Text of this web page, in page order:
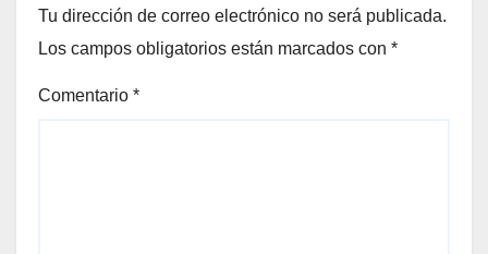
Tu dirección de correo electrónico no será publicada.
Los campos obligatorios están marcados con *
Comentario *